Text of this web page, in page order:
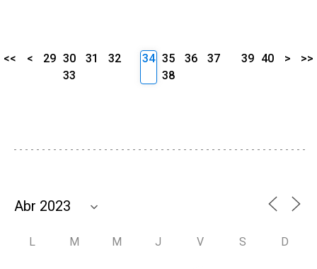
<< < 29 30 31
32
33
34 35 36
37
38
39 40 > >>
L M M J V S D